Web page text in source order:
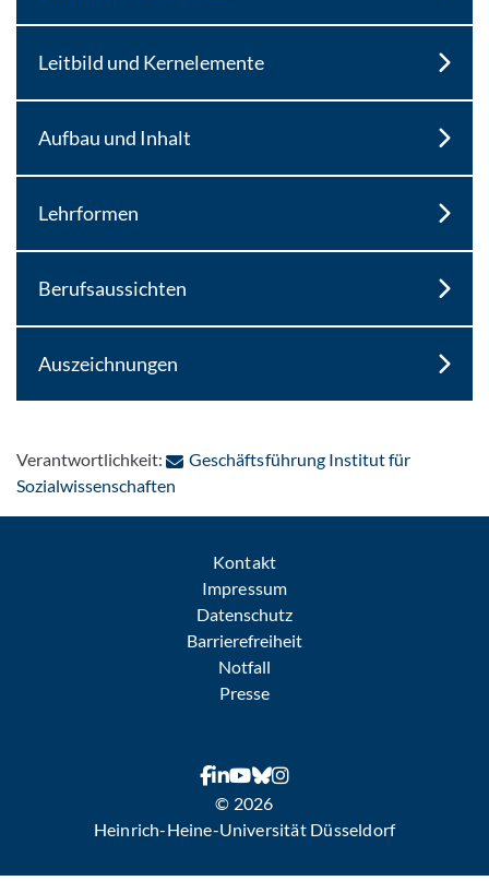
Leitbild und Kernelemente
Aufbau und Inhalt
Lehrformen
Berufsaussichten
Auszeichnungen
Verantwortlichkeit:
Geschäftsführung Institut für
Sozialwissenschaften
Kontakt
Impressum
Datenschutz
Barrierefreiheit
Notfall
Presse
© 2026
Heinrich-Heine-Universität Düsseldorf